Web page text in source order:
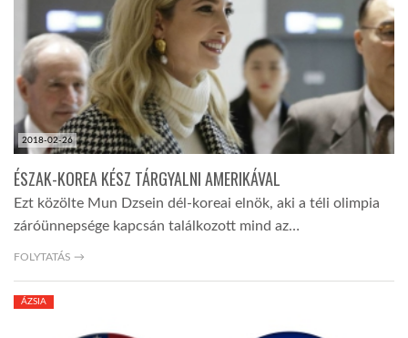
2018-02-26
ÉSZAK-KOREA KÉSZ TÁRGYALNI AMERIKÁVAL
Ezt közölte Mun Dzsein dél-koreai elnök, aki a téli olimpia
záróünnepsége kapcsán találkozott mind az…
FOLYTATÁS →
ÁZSIA